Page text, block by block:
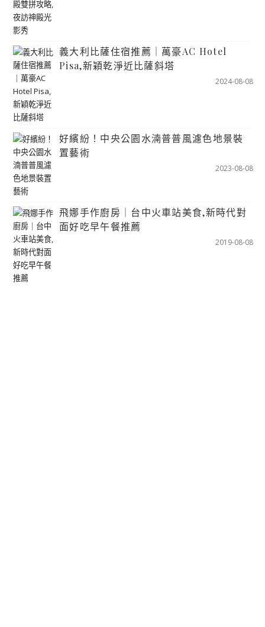
義大利比薩住宿推薦｜萬豪AC Hotel
Pisa,新穎乾淨近比薩斜塔
2024-08-08
好繽紛！中央公園水湳普普風濾色地景裝
置藝術
2023-08-08
飛娜手作廚房｜台中火車站美食,新時代對
面好吃早午餐推薦
2019-08-08